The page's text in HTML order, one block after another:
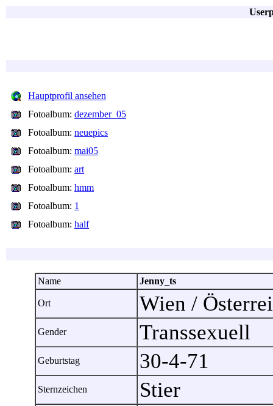
Hauptprofil ansehen
Fotoalbum: dezember_05
Fotoalbum: neuepics
Fotoalbum: mai05
Fotoalbum: art
Fotoalbum: hmm
Fotoalbum: 1
Fotoalbum: half
Name Jenny_ts
Ort Wien /
Gender Transsexuell
Geburtstag 30-4-71
Sternzeichen Stier